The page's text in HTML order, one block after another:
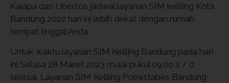
Kalapa dan Ubertos jadwal layanan SIM keliling Kota
Bandung 2022 hari ini lebih dekat dengan rumah
tempat tinggal Anda.
Untuk waktu layanan SIM Keliling Bandung pada hari
ini Selasa 28 Maret 2023 mulai pukul 09.00 s / d
selesai. Layanan SIM Keliling Polrestabes Bandung